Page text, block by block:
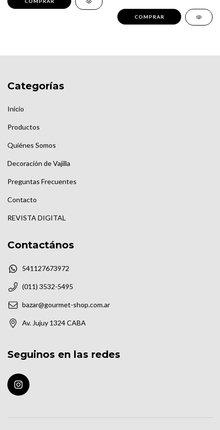
Categorías
Inicio
Productos
Quiénes Somos
Decoración de Vajilla
Preguntas Frecuentes
Contacto
REVISTA DIGITAL
Contactános
541127673972
(011) 3532-5495
bazar@gourmet-shop.com.ar
Av. Jujuy 1324 CABA
Seguinos en las redes